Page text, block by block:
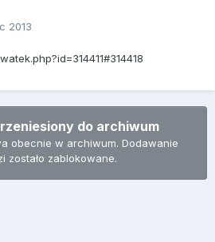
2013
do archiwum
obecnie w archiwum. Dodawanie
zostało zablokowane.